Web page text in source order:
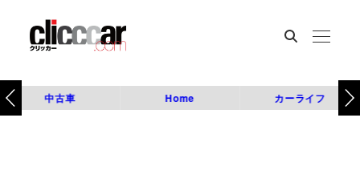
中古車 Home カーライフ